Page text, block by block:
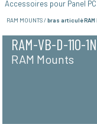
Accessoires pour Panel
RAM MOUNTS / bras articulé RAM
RAM-VB-D-110-
RAM Mounts